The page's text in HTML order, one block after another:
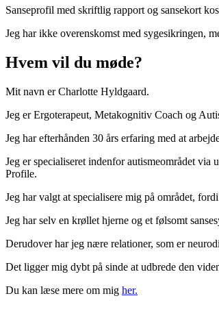
Sanseprofil med skriftlig rapport og sansekort
Jeg har ikke overenskomst med sygesikringen,
Hvem vil du møde?
Mit navn er Charlotte Hyldgaard.
Jeg er Ergoterapeut, Metakognitiv Coach og
Jeg har efterhånden 30 års erfaring med at
Jeg er specialiseret indenfor autismeområdet via
Profile.
Jeg har valgt at specialisere mig på området,
Jeg har selv en krøllet hjerne og et følsomt
Derudover har jeg nære relationer, som er
Det ligger mig dybt på sinde at udbrede den
Du kan læse mere om mig her.